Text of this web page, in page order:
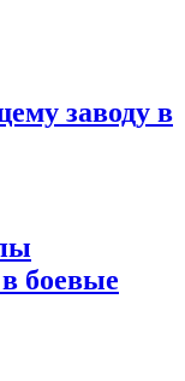
заводу в
боевые